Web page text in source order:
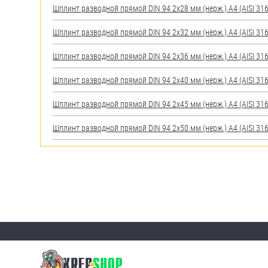
Шплинт разводной прямой DIN 94 2х28 мм (нерж.) A4 (AISI
Шплинт разводной прямой DIN 94 2х32 мм (нерж.) A4 (AISI
Шплинт разводной прямой DIN 94 2х36 мм (нерж.) A4 (AISI
Шплинт разводной прямой DIN 94 2х40 мм (нерж.) A4 (AISI
Шплинт разводной прямой DIN 94 2х45 мм (нерж.) A4 (AISI
Шплинт разводной прямой DIN 94 2х50 мм (нерж.) A4 (AISI